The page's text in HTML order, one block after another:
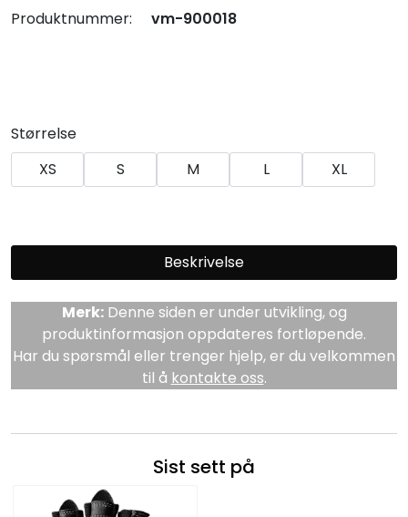
Produktnummer: vm-900018
Størrelse
XS
S M L XL
Beskrivelse
Merk:Denne siden er under utvikling, og
produktinformasjon oppdateres fortløpende.
Har du spørsmål eller trenger hjelp, er du velkommen
til å kontakte oss.
Sist sett på